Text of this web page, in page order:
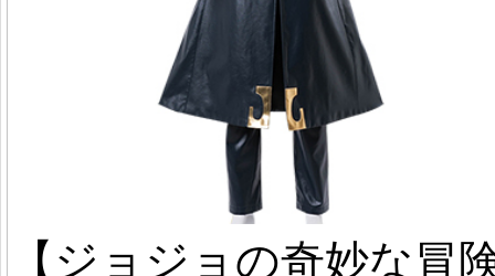
【ジョジョの奇妙な冒